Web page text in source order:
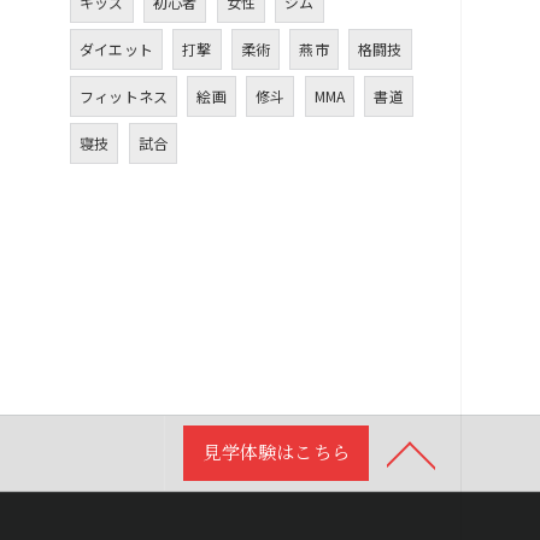
ダイエット 打撃 柔術 燕市 格闘技
フィットネス 絵画 修斗 MMA 書道
寝技 試合
見学体験はこちら